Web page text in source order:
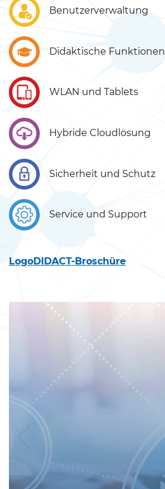
Benutzerverwaltung
Didaktische Funktionen
WLAN und Tablets
Hybride Cloudlösung
Sicherheit und Schutz
Service und Support
LogoDIDACT-Broschüre